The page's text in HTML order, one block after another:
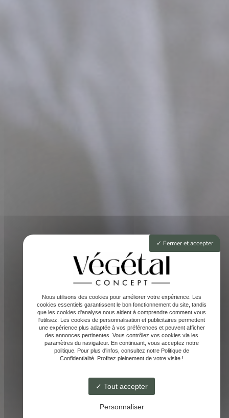
Fermer et accepter
Nous utilisons des cookies pour améliorer votre expérience. Les
cookies essentiels garantissent le bon fonctionnement du site, tandis
que les cookies d'analyse nous aident à comprendre comment vous
l'utilisez. Les cookies de personnalisation et publicitaires permettent
une expérience plus adaptée à vos préférences et peuvent afficher
des annonces pertinentes. Vous contrôlez vos cookies via les
paramètres du navigateur. En continuant, vous acceptez notre
politique. Pour plus d'infos, consultez notre Politique de
Confidentialité. Profitez pleinement de votre visite !
Tout accepter
Personnaliser